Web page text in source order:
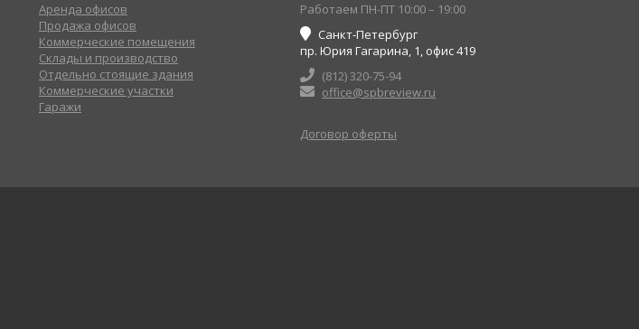
Аренда офисов
Продажа офисов
Коммерческие помещения
Склады и производство
Отдельно стоящие здания
Коммерческие участки
Гаражи
Работаем ПН-ПТ 10:00 – 19:00
Санкт-Петербург
пр. Юрия Гагарина, 1, офис 419
(812) 320-75-94
office@spbreview.ru
Договор оферты